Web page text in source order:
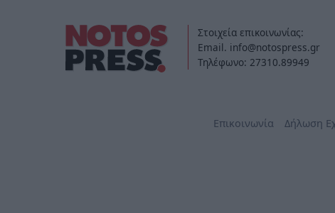
Στοιχεία επικοινωνίας:
Email. info@notospress.gr
Τηλέφωνο: 27310.89949
Επικοινωνία Δήλωση